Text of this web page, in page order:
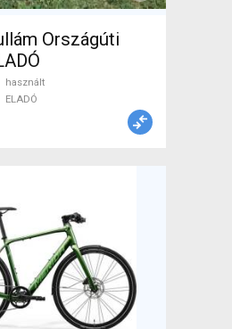
Országúti
használt
ELADÓ